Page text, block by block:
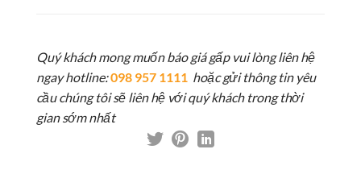
Quý khách mong muốn báo giá gấp vui lòng liên hệ
ngay hotline:098 957 1111 hoặc gửi thông tin yêu
cầu chúng tôi sẽ liên hệ với quý khách trong thời
gian sớm nhất